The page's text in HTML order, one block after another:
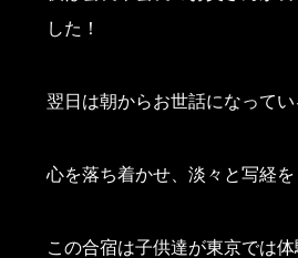
した！
翌日は朝からお世話になって
心を落ち着かせ、淡々と写経
この合宿は子供達が東京では